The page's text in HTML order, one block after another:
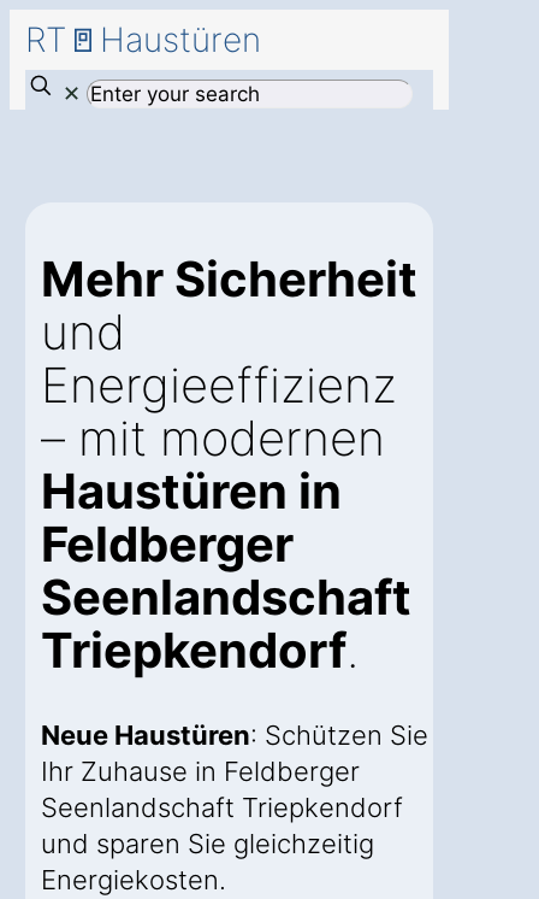
RT🚪Haustüren
✕
Mehr Sicherheit
und
Energieeffizienz
– mit modernen
Haustüren in
Feldberger
Seenlandschaft
Triepkendorf.
Neue Haustüren: Schützen Sie
Ihr Zuhause in Feldberger
Seenlandschaft Triepkendorf
und sparen Sie gleichzeitig
Energiekosten.